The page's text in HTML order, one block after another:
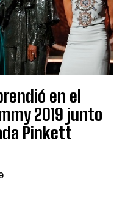
en el
2019 junto
Pinkett